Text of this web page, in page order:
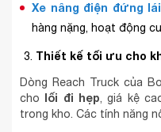
Xe nâng điện đứng
hàng nặng, hoạt động
Thiết kế tối ưu cho
Dòng Reach Truck của
cho lối đi hẹp, giá kệ
trong kho. Các tính năng